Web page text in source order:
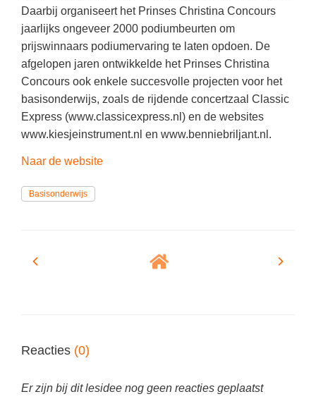
Eerste wereldoorlog
Evolutieleer
Feest- en Gedenkdagen
Kerstfeest
Kinderboekenweek
Kleurplaten
Mediawijsheid
Seizoenen
Sinterklaas
Rekenen
Sociale vaardigheden
Taalvaardigheid
Vakoverstijgend
Verzorging
MEER...
Vrijeschoolonderwijs
Schoolspullen
Onderwijsvacatures
Daarbij organiseert het Prinses Christina Concours
jaarlijks ongeveer 2000 podiumbeurten om
prijswinnaars podiumervaring te laten opdoen. De
afgelopen jaren ontwikkelde het Prinses Christina
Concours ook enkele succesvolle projecten voor het
basisonderwijs, zoals de rijdende concertzaal Classic
Express (www.classicexpress.nl) en de websites
www.kiesjeinstrument.nl en www.benniebriljant.nl.
Naar de website
Basisonderwijs
Reacties (0)
Er zijn bij dit lesidee nog geen reacties geplaatst